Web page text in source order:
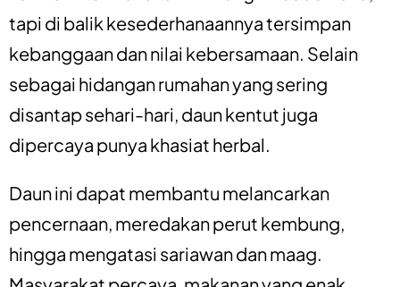
tapi di balik kesederhanaannya tersimpan
kebanggaan dan nilai kebersamaan. Selain
sebagai hidangan rumahan yang sering
disantap sehari-hari, daun kentut juga
dipercaya punya khasiat herbal.
Daun ini dapat membantu melancarkan
pencernaan, meredakan perut kembung,
hingga mengatasi sariawan dan maag.